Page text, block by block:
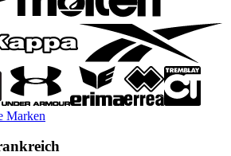
Marken